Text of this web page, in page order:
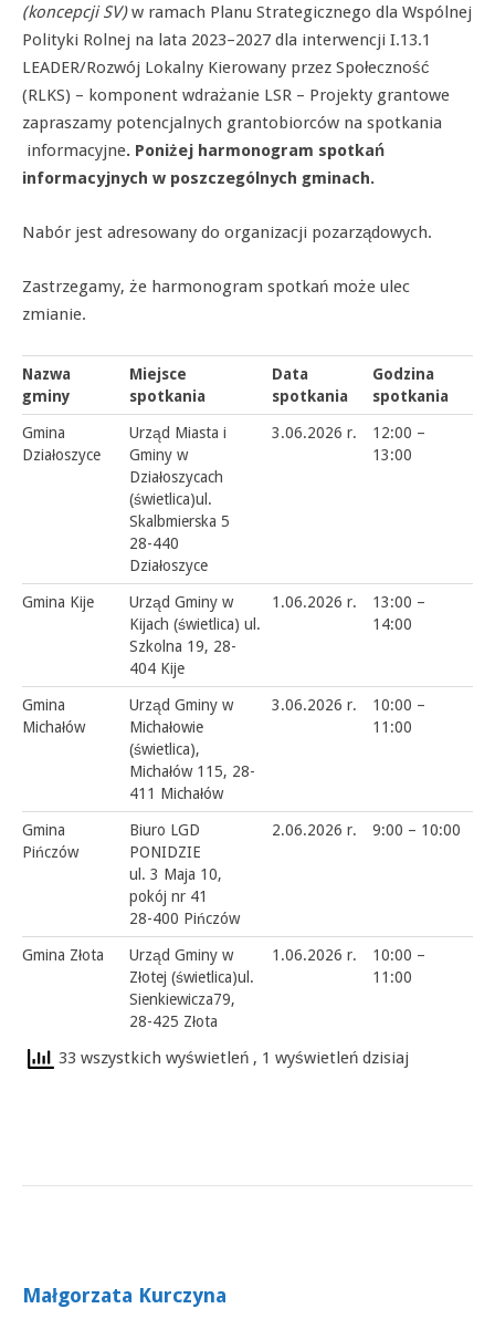
(koncepcji SV)w ramach Planu Strategicznego dla Wspólnej
Polityki Rolnej na lata 2023–2027 dla interwencji I.13.1
LEADER/Rozwój Lokalny Kierowany przez Społeczność
(RLKS) – komponent wdrażanie LSR – Projekty grantowe
zapraszamy potencjalnych grantobiorców na spotkania
informacyjne. Poniżej harmonogram spotkań
informacyjnych w poszczególnych gminach.
Nabór jest adresowany do organizacji pozarządowych.
Zastrzegamy, że harmonogram spotkań może ulec
zmianie.
Nazwa
gminy
Miejsce
spotkania
Data
spotkania
Godzina
spotkania
Gmina
Działoszyce
Urząd Miasta i
Gminy w
Działoszycach
(świetlica)ul.
Skalbmierska 5
28-440
Działoszyce
3.06.2026 r.
12:00 –
13:00
Gmina Kije
Urząd Gminy w
Kijach (świetlica) ul.
Szkolna 19, 28-
404 Kije
1.06.2026 r.
13:00 –
14:00
Gmina
Michałów
Urząd Gminy w
Michałowie
(świetlica),
Michałów 115, 28-
411 Michałów
3.06.2026 r.
10:00 –
11:00
Gmina
Pińczów
Biuro LGD
PONIDZIE
ul. 3 Maja 10,
pokój nr 41
28-400 Pińczów
2.06.2026 r. 9:00 – 10:00
Gmina Złota
Urząd Gminy w
Złotej (świetlica)ul.
Sienkiewicza79,
28-425 Złota
1.06.2026 r.
10:00 –
11:00
33 wszystkich wyświetleń , 1 wyświetleń dzisiaj
Małgorzata Kurczyna